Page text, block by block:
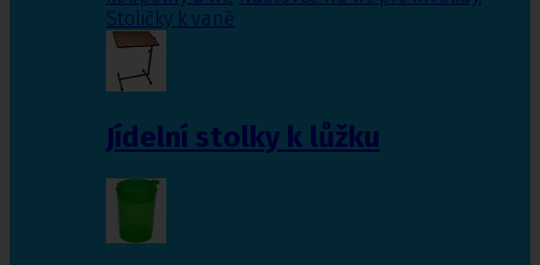
Stoličky k vaně
Jídelní stolky k lůžku